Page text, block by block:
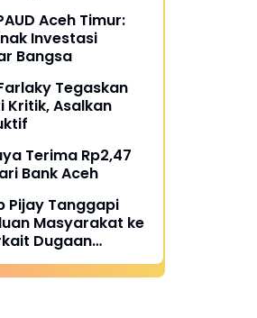
Aceh Timur:
Investasi
Bangsa
Tegaskan
Kritik, Asalkan
Terima Rp2,47
Bank Aceh
Pijay Tanggapi
Masyarakat ke
Dugaan
Fee Proyek 15